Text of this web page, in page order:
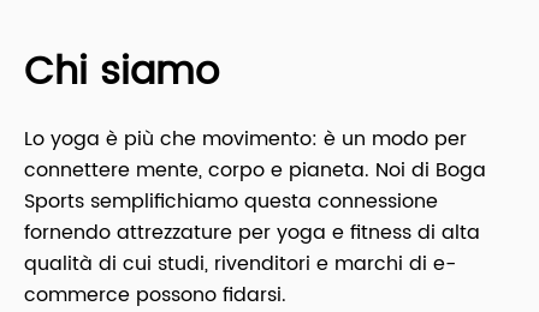
Chi siamo
Lo yoga è più che movimento: è un modo per
connettere mente, corpo e pianeta. Noi di Boga
Sports semplifichiamo questa connessione
fornendo attrezzature per yoga e fitness di alta
qualità di cui studi, rivenditori e marchi di e-
commerce possono fidarsi.